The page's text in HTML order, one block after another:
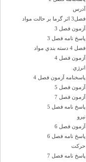
آدرس
فصل3 اثر گرما بر حالت مواد
آزمون فصل 3
پاسخ نامه فصل 3
فصل 4 دسته بندي مواد
آزمون فصل 4
انرژي
پاسخنامه آزمون فصل 4
آزمون فصل 5
آزمون فصل 7
پاسخ نامه فصل 5
نيرو
آزمون فصل 6
پاسخ نامه فصل 6
حركت
پاسخ نامه فصل 7